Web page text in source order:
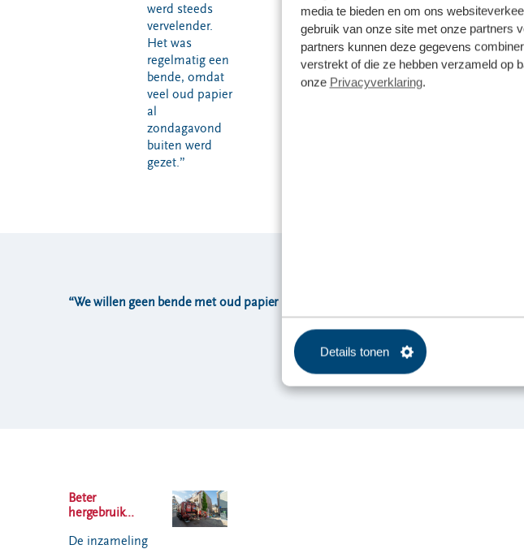
media te bieden en om ons
gebruik van onze site met onze partners
partners kunnen deze gegevens
verstrekt of die ze hebben verzameld op
onze Privacyverklaring.
Details tonen
werd steeds
vervelender.
Het was
regelmatig een
bende, omdat
veel oud papier
al
zondagavond
buiten werd
gezet.”
“We willen geen bende met oud papier meer in de binnenstad!”
Beter
hergebruik...
De inzameling